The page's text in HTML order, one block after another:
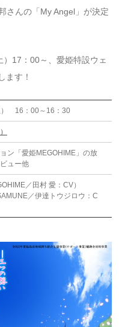
さんの「My Angel」が決定
17：00～、愛姫特設ウェ
ます！
） 16：00～16：30
ン「愛姫MEGOHIME」の放
ュー他
／田村 愛：CV）
／伊達トウジロウ：C